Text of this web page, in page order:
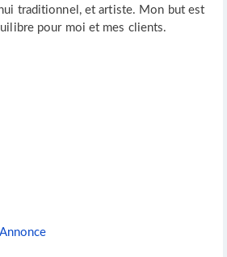
traditionnel, et artiste. Mon but est
pour moi et mes clients.